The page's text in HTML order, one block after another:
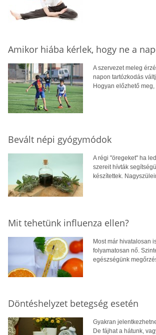
Amikor hiába kérlek, hogy ne a
A szervezet meleg
napon tartózkodás
Hogyan előzhető
Bevált népi gyógymódok
A régi "öregeket" ha
szereit hívták
készítettek.
Mit tehetünk influenza ellen?
Most már hivatalosan
folyamatosan nő.
egészségünk
Döntéshelyzet betegség esetén
Gyakran
De fájhat a hátunk,